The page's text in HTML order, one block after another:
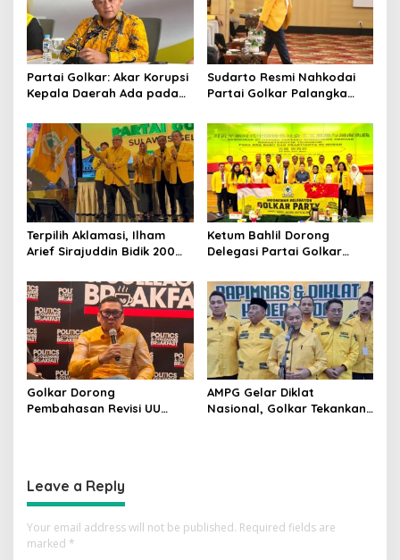
Partai Golkar: Akar Korupsi
Kepala Daerah Ada pada
Pilkada
Sudarto Resmi Nahkodai
Partai Golkar Palangka
Semakin Solid dan
Dipercaya Rakyat
Terpilih Aklamasi, Ilham
Arief Sirajuddin Bidik 200
Pemilu 2029
Ketum Bahlil Dorong
Delegasi Partai Golkar
Ngabalin Belajar Hilirisasi
Hingga Industrialisasi dari
China
Golkar Dorong
Pembahasan Revisi UU
AMPG Gelar Diklat
Nasional, Golkar Tekankan
Leave a Reply
Your email address will not be published. Required fields are
marked *